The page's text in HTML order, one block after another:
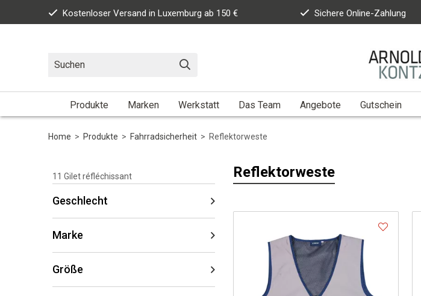
Kostenloser Versand in Luxemburg ab 150 € Sichere Online-Zahlung
Produkte Marken Werkstatt Das Team Angebote Gutschein
Home > Produkte > Fahrradsicherheit > Reflektorweste
11 Gilet réfléchissant
Geschlecht
Marke
Größe
Reflektorweste